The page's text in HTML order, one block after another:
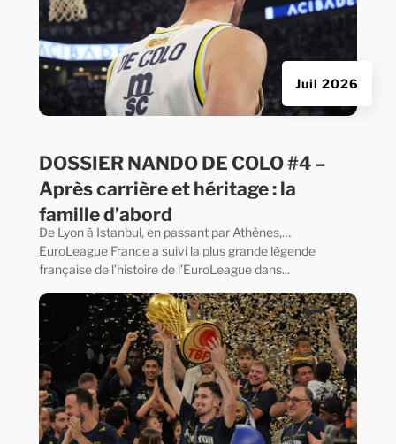
DOSSIER NANDO DE COLO #4 –
Après carrière et héritage : la
famille d’abord
Juil 2026
De Lyon à Istanbul, en passant par Athènes,…
EuroLeague France a suivi la plus grande légende
française de l’histoire de l’EuroLeague dans...